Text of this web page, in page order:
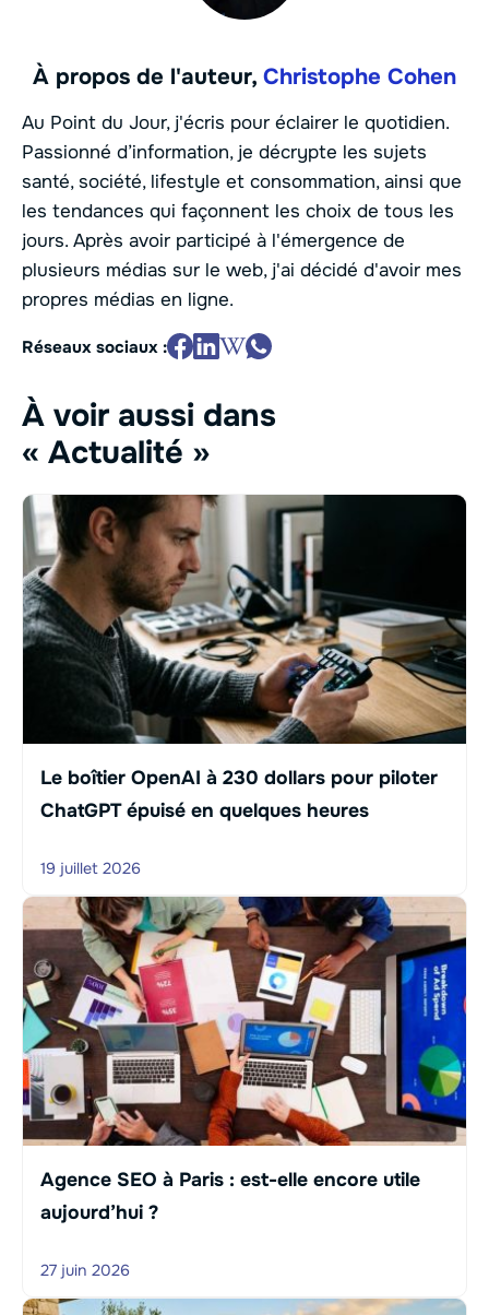
À propos de l'auteur, Christophe Cohen
Au Point du Jour, j'écris pour éclairer le quotidien.
Passionné d’information, je décrypte les sujets
santé, société, lifestyle et consommation, ainsi que
les tendances qui façonnent les choix de tous les
jours. Après avoir participé à l'émergence de
plusieurs médias sur le web, j'ai décidé d'avoir mes
propres médias en ligne.
Réseaux sociaux :
À voir aussi dans
« Actualité »
Le boîtier OpenAI à 230 dollars pour piloter
ChatGPT épuisé en quelques heures
19 juillet 2026
Agence SEO à Paris : est-elle encore utile
aujourd’hui ?
27 juin 2026